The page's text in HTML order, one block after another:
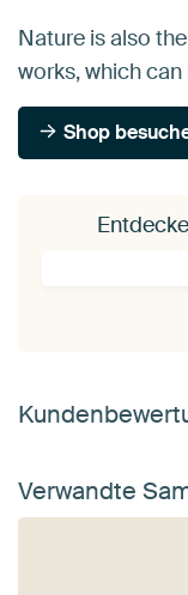
Nature is also
works, which
Shop
Verwandte